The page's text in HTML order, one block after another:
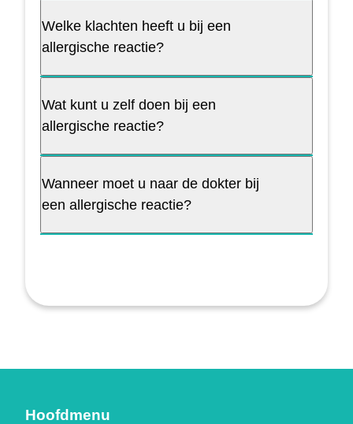
Welke klachten heeft u bij een
allergische reactie?
Wat kunt u zelf doen bij een
allergische reactie?
Wanneer moet u naar de dokter bij
een allergische reactie?
Hoofdmenu